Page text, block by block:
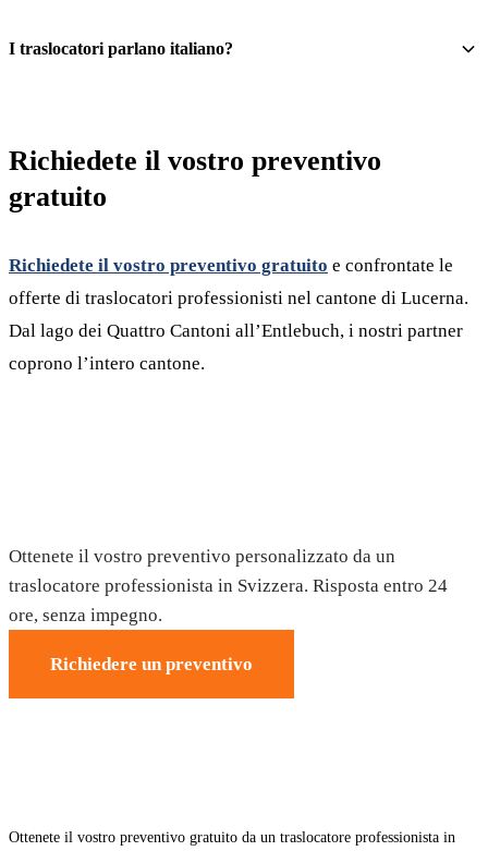
I traslocatori parlano italiano?
Richiedete il vostro preventivo
gratuito
Richiedete il vostro preventivo gratuito e confrontate le
offerte di traslocatori professionisti nel cantone di Lucerna.
Dal lago dei Quattro Cantoni all’Entlebuch, i nostri partner
coprono l’intero cantone.
Ottenete il vostro preventivo personalizzato da un
traslocatore professionista in Svizzera. Risposta entro 24
ore, senza impegno.
Richiedere un preventivo
Ottenete il vostro preventivo gratuito da un traslocatore professionista in